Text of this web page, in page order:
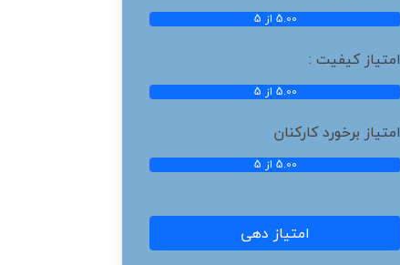
5.00 از 5
امتیاز کیفیت :
5.00 از 5
امتیاز برخورد کارکنان
5.00 از 5
امتیاز دهی